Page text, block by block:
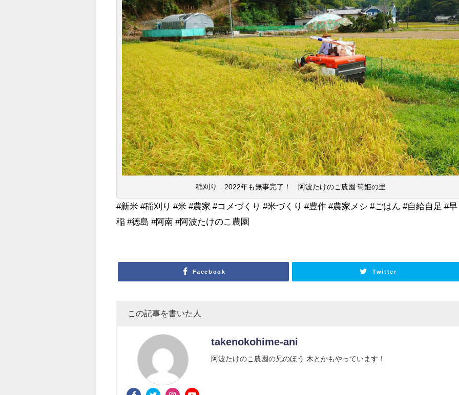
稲刈り 2022年も無事完了！ 阿波たけのこ農園 筍姫の里
#新米 #稲刈り #米 #農家 #コメづくり #米づくり #豊作 #農家メシ #ごはん #自給自足 #早
稲 #徳島 #阿南 #阿波たけのこ農園
Facebook Twitter
この記事を書いた人
takenokohime-ani
阿波たけのこ農園の兄のほう 木とかもやっています！